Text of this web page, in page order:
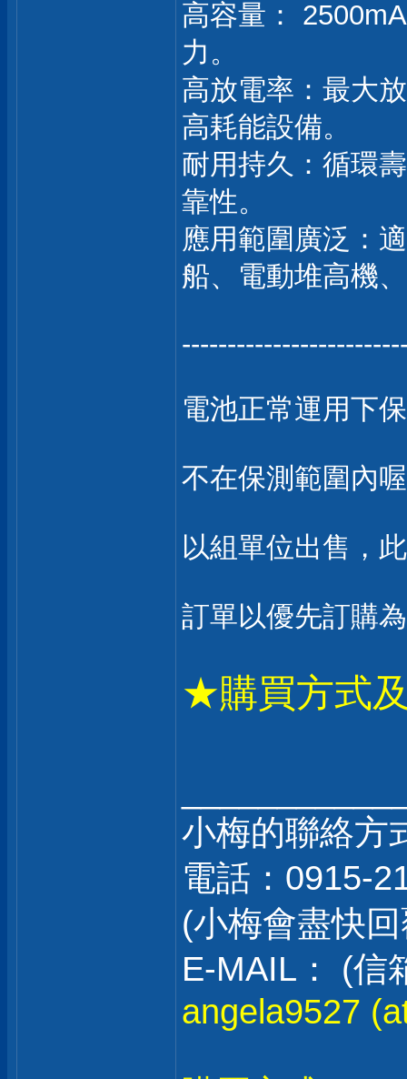
高容量：
力。
高放電率：最大
高耗能設備。
耐用持久：循環
靠性。
應用範圍廣泛：
船、電動堆高機
電池正常運用下
不在保測範圍內
以組單位出售，
訂單以優先訂購
★購買方式
小梅的聯絡方
電話：0915-
(小梅會盡快
E-MAIL： (信
angela9527